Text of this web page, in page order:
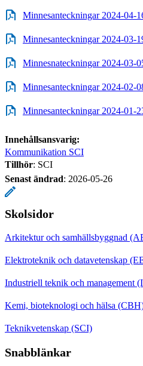
Minnesanteckningar 2024-04-
Minnesanteckningar 2024-03-
Minnesnateckningar 2024-03-
Minnesanteckningar 2024-02-
Minnesanteckningar 2024-01-
Innehållsansvarig:
Kommunikation SCI
Tillhör: SCI
Senast ändrad: 2026-05-26
Skolsidor
Arkitektur och samhällsbyggnad
Elektroteknik och datavetenskap
Industriell teknik och management
Kemi, bioteknologi och hälsa
Teknikvetenskap (SCI)
Snabblänkar